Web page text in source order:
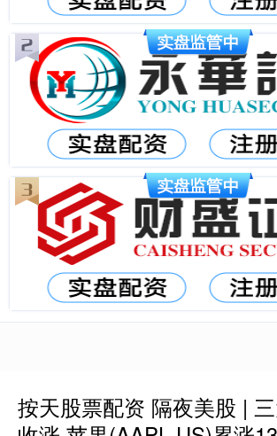
按天股票配资 隔夜美股 |